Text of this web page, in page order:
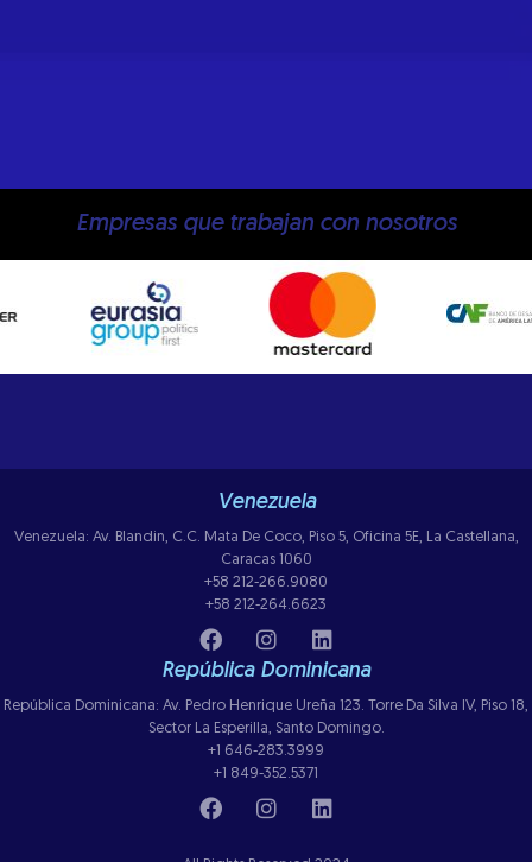
Empresas que trabajan con nosotros
Venezuela
Venezuela: Av. Blandin, C.C. Mata De Coco, Piso 5, Oficina 5E, La Castellana,
Caracas 1060
+58 212-266.9080
+58 212-264.6623
República Dominicana
República Dominicana: Av. Pedro Henrique Ureña 123. Torre Da Silva IV, Piso 18,
Sector La Esperilla, Santo Domingo.
+1 646-283.3999
+1 849-352.5371